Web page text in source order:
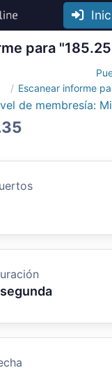
para
Escanear informe
de membresía: